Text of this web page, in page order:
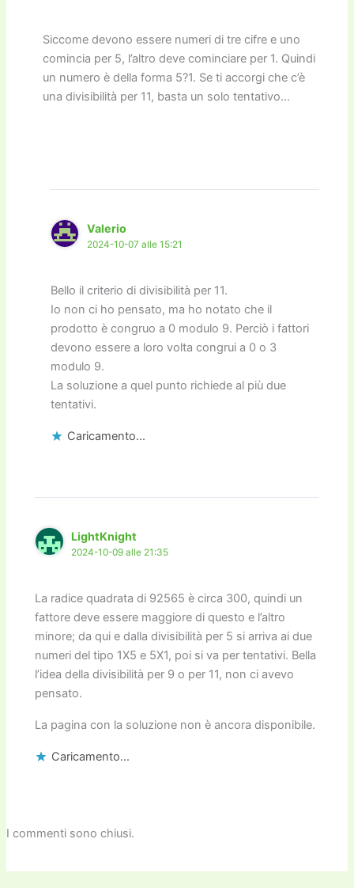
Siccome devono essere numeri di tre cifre e uno
comincia per 5, l’altro deve cominciare per 1. Quindi
un numero è della forma 5?1. Se ti accorgi che c’è
una divisibilità per 11, basta un solo tentativo…
Valerio
2024-10-07 alle 15:21
Bello il criterio di divisibilità per 11.
Io non ci ho pensato, ma ho notato che il
prodotto è congruo a 0 modulo 9. Perciò i fattori
devono essere a loro volta congrui a 0 o 3
modulo 9.
La soluzione a quel punto richiede al più due
tentativi.
Caricamento...
LightKnight
2024-10-09 alle 21:35
La radice quadrata di 92565 è circa 300, quindi un
fattore deve essere maggiore di questo e l’altro
minore; da qui e dalla divisibilità per 5 si arriva ai due
numeri del tipo 1X5 e 5X1, poi si va per tentativi. Bella
l’idea della divisibilità per 9 o per 11, non ci avevo
pensato.
La pagina con la soluzione non è ancora disponibile.
Caricamento...
I commenti sono chiusi.